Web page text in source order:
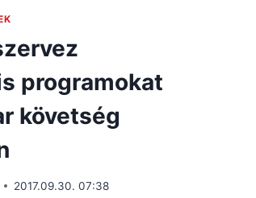
programokat
követség
2017.09.30. 07:38